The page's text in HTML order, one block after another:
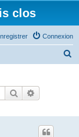
clos
Connexion
Rechercher